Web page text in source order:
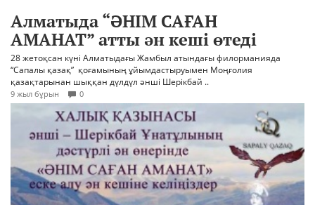
Алматыда “ӘНІМ САҒАН
АМАНАТ” атты ән кеші өтеді
28 жетоқсан күні Алматыдағы Жамбыл атындағы филорманияда
“Сапалы қазақ” қоғамының ұйымдастыруымен Моңғолия
қазақтарынан шыққан дүлдүл әнші Шерікбай ..
9 жыл бұрын 0